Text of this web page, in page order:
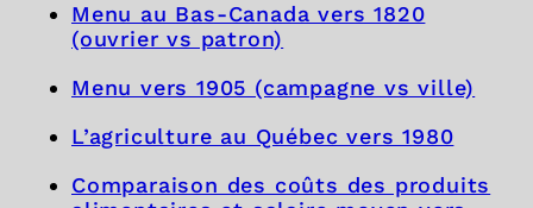
Menu au Bas-Canada vers 1820
(ouvrier vs patron)
Menu vers 1905 (campagne vs ville)
L’agriculture au Québec vers 1980
Comparaison des coûts des produits